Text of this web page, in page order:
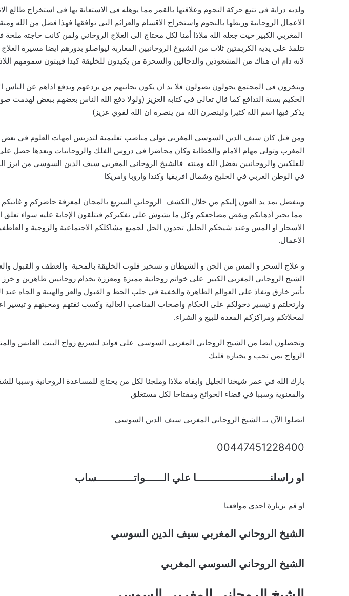
ولديه دراية في تتبع حركة النجوم وعلاقتها بالقمر مما يؤهله في الاستعانة بها في استخراج طالع
الاعمال الروحانية وربطها بالنجوم واستخراج الاقسام والعزائم التي توافقها فهذا فضل من الله
المغربي الكبير حيث جعله الله ملاذا أمنا لكل محتاج الى العلاج الروحاني ولمن كانت حاجته
تتلمذ على يديه الكريمتين ثلات من الشيوخ الروحانيين المغاربة ليواصلو بدورهم ايضا مسيرة
لانه دام ان هناك من المشعوذين والدجالين والسحرة من يكيدون للخليقة كيدا فيبثون سمومهم
وينخرون في المجتمع يجولون يصولون فلا بد ان يكون بجانبهم من يردعهم ويدفع اذاهم عن الناس
الحكيم بسنة التدافع كما قال تعالى في كتابه العزيز (ولولا دفع الله الناس بعضهم ببعض لهدمت
يذكر فيها اسم الله كثيرا ولينصرن الله من ينصره ان الله لقوي عزيز)
ومن قبل كان سيف الدين السوسي المغربي تولي مناصب تعليمية لتدريس امهات العلوم في بعض
المغرب وتولى مهام الامام والخطابة وكان محاضرا في دروس الفلك والروحانيات وبعدها حصل
للفلكيين والروحانيين بفضل الله ومنته فالشيخ الروحاني المغربي سيف الدين السوسي من ابرز
في الوطن العربي في الخليج وشمال افريقيا وكندا واروبا وامريكا
ويتفضل بمد يد العون إليكم من خلال الكشف الروحاني السريع بالمجان لمعرفة حاضركم و
مما يحير أذهانكم ويقض مضاجعكم وكل ما يشوش على تفكيركم فتتلقون الإجابة عليه سواء تعلق
الاسحار او المس وعند شيخكم الجليل تجدون الحل لجميع مشاكلكم الاجتماعية والزوجية و
الاعمال.
و علاج السحر و المس من الجن و الشيطان و تسخير قلوب الخليقة بالمحبة والعطف و القبول
الشيخ الروحاني المغربي الكبير على خواتم روحانية مميزة ومعززة بخدام روحانيين طاهرين و
تأثير خارق ونفاذ على العوالم الظاهرة والخفية في جلب الحظ و القبول والعز والهيبة و الجاه عند
وارتحلتم و تيسير دخولكم على الحكام واصحاب المناصب العالية وكسب ثقتهم ومحبتهم و تيسير
لمحلاتكم ومراكزكم المعدة للبيع و الشراء.
وتحصلون ايضا من الشيخ الروحاني المغربي السوسي على فوائد لتسريع زواج البنت العانس
الزواج بمن تحب و يختاره قلبك
بارك الله في عمر شيخنا الجليل وابقاه ملاذا وملجئا لكل من يحتاج للمساعدة الروحانية وسببا
والمعنوية وسببا في قضاء الحوائج ومفتاحا لكل مستغلق
اتصلوا الآن بــ الشيخ الروحاني المغربي سيف الدين السوسي
00447451228400
او راسلنــــــــــــــــــــــــا علي الــــــواتــــــــــــساب
او قم بزيارة احدي مواقعنا
الشيخ الروحاني المغربي سيف الدين السوسي
الشيخ الروحاني السوسي المغربي